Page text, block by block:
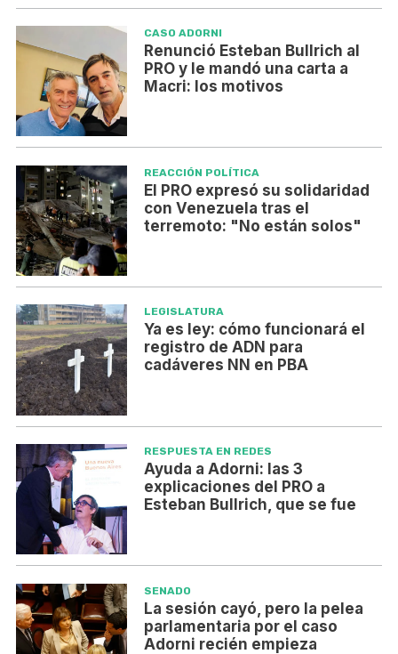
CASO ADORNI
Renunció Esteban Bullrich al
PRO y le mandó una carta a
Macri: los motivos
REACCIÓN POLÍTICA
El PRO expresó su solidaridad
con Venezuela tras el
terremoto: "No están solos"
LEGISLATURA
Ya es ley: cómo funcionará el
registro de ADN para
cadáveres NN en PBA
RESPUESTA EN REDES
Ayuda a Adorni: las 3
explicaciones del PRO a
Esteban Bullrich, que se fue
SENADO
La sesión cayó, pero la pelea
parlamentaria por el caso
Adorni recién empieza